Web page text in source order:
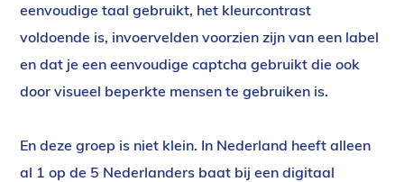
eenvoudige taal gebruikt, het kleurcontrast
voldoende is, invoervelden voorzien zijn van een label
en dat je een eenvoudige captcha gebruikt die ook
door visueel beperkte mensen te gebruiken is.
En deze groep is niet klein. In Nederland heeft alleen
al 1 op de 5 Nederlanders baat bij een digitaal